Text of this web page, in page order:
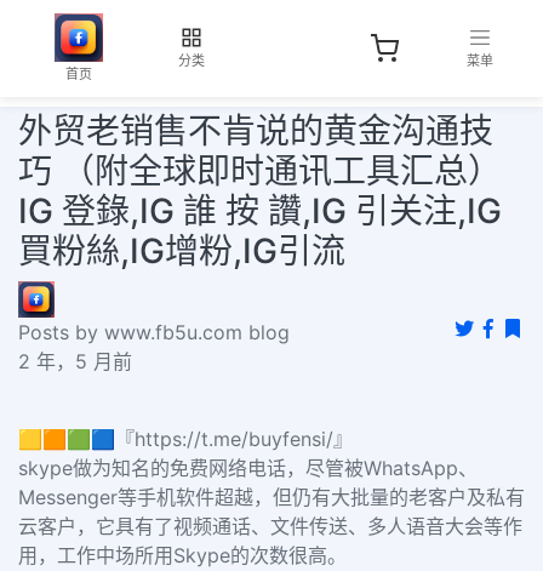
首页
分类 菜单
外贸老销售不肯说的黄金沟通技
巧 （附全球即时通讯工具汇总）
IG 登錄,IG 誰 按 讚,IG 引关注,IG
買粉絲,IG增粉,IG引流
Posts by www.fb5u.com blog
2 年，5 月前
🟨🟧🟩🟦『https://t.me/buyfensi/』
skype做为知名的免费网络电话，尽管被WhatsApp、
Messenger等手机软件超越，但仍有大批量的老客户及私有
云客户，它具有了视频通话、文件传送、多人语音大会等作
用，工作中场所用Skype的次数很高。